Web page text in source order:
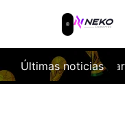
Últimas noticias
medular franjiverde